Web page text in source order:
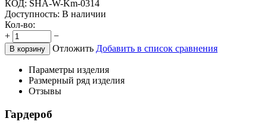
КОД: SHA-W-Km-0314
Доступность: В наличии
Кол-во:
+
−
В корзину Отложить Добавить в список сравнения
Параметры изделия
Размерный ряд изделия
Отзывы
Гардероб